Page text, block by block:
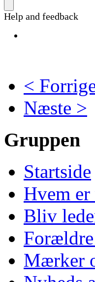
<
Næste >
Gruppen
Startside
Hvem
Bliv
Mærker